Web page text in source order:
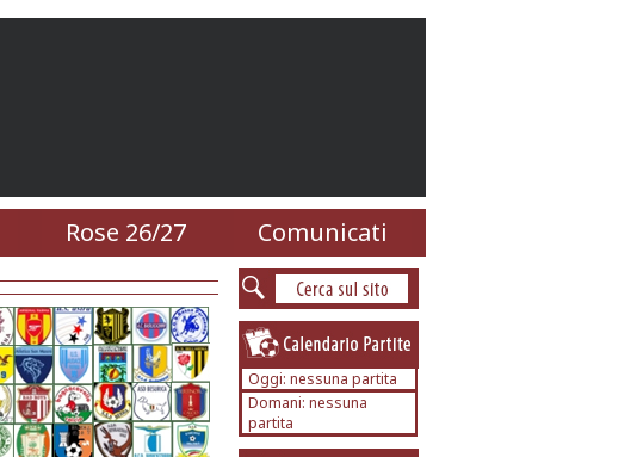
Rose 26/27 Comunicati
Oggi: nessuna partita
Domani: nessuna
partita